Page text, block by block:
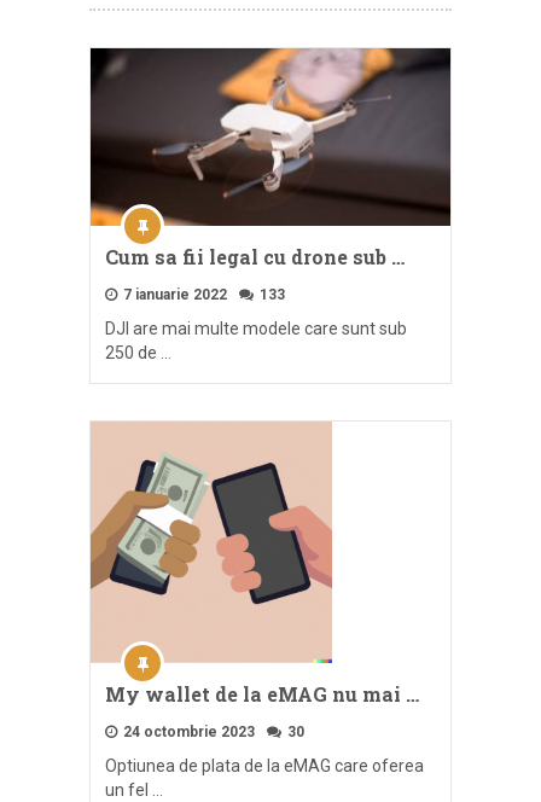
Cum sa fii legal cu drone sub …
7 ianuarie 2022 133
DJI are mai multe modele care sunt sub
250 de …
My wallet de la eMAG nu mai …
24 octombrie 2023 30
Optiunea de plata de la eMAG care oferea
un fel …